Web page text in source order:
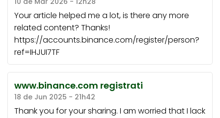
Your article helped me a lot, is there any more
related content? Thanks!
https://accounts.binance.com/register/person?
ref=IHJUI7TF
www.binance.com registrati
18 de Jun 2025 - 21h42
Thank you for your sharing. I am worried that I lack